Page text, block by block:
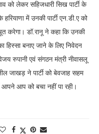
को लेकर सहिजधारी सिख पार्टी के
में उनकी पार्टी एन.डी.ए को
करेगा। डॉ.रानू ने कहा कि उनकी
हिस्सा बनाए जाने के लिए निवेदन
रुपानी एवं संगठन मंत्री नीवासलू
जाखड़ ने पार्टी को बेवजाह सहम
आपने आप को बचा नहीं पा रही।